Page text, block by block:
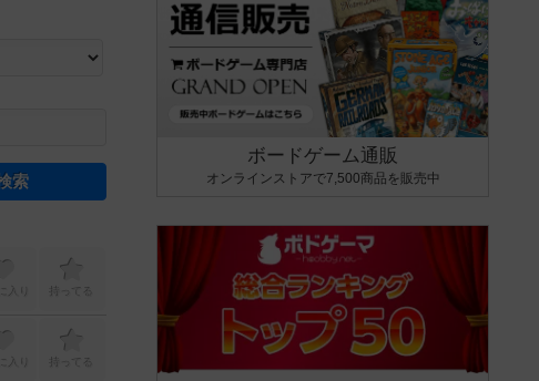
できます。マニュアルを読む時間や参加者へのルール説明時間は含まれていないため、初めて
解できるよう、中世ファンタジー・クッキング・海賊同士の対決など、ゲームコンセプトを絞
。主にボードゲームに慣れている方向けの絞込機能です。例えば「ダイスロール」はランダ
入り 持ってる
入り 持ってる
ボードゲーム通販
オンラインストアで7,500商品を販売中